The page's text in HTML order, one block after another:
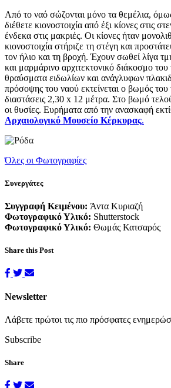
Από το ναό σώζονται μόνο τα θεμέλια,
διέθετε κιονοστοιχία από έξι κίονες στις
ένδεκα στις μακριές. Οι κίονες ήταν
κιονοστοιχία στήριζε τη στέγη και
τον ήλιο και τη βροχή. Έχουν σωθεί λίγα
και μαρμάρινο αρχιτεκτονικό διάκοσμο
θραύσματα ειδωλίων και ανάγλυφων
πρόσοψης του ναού εκτείνεται ο βωμός του
διαστάσεις 2,30 x 12 μέτρα. Στο βωμό
οι θυσίες. Ευρήματα από την ανασκαφή
Αρχαιολογικό Μουσείο Κέρκυρας.
Όλες οι Φωτογραφίες
Συνεργάτες
Συγγραφή Κειμένου: Άντα Κυριαζή
Φωτογραφικό Υλικό: Shutterstock
Φωτογραφικό Υλικό: Θωμάς Κατσαρός
Share this Post
Newsletter
Λάβετε πρώτοι τις πιο πρόσφατες
Subscribe
Share